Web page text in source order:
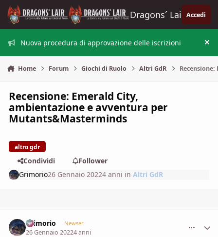
Vai al contenuto
Dragons´ Lair Accedi
Nuova procedura di approvazione delle iscrizioni
Home Forum Giochi di Ruolo Altri GdR
Recensione: Emerald City,
ambientazione e avventura per
Mutants&Masterminds
altro gdr
Condividi
Follower
Grimorio26 Gennaio 20224 anni inAltri GdR
Grimorio Newser
26 Gennaio 20224 anni